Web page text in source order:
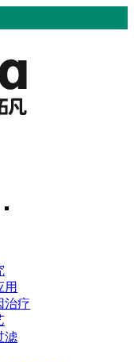
用
治疗
滤